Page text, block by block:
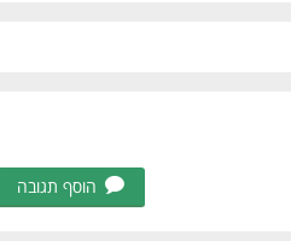
הוסף תגובה